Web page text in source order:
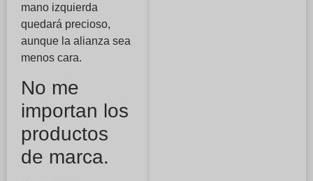
mano izquierda
quedará precioso,
aunque la alianza sea
menos cara.
No me
importan los
productos
de marca.